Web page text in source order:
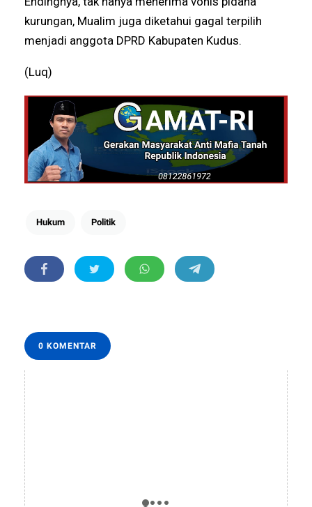
kurungan, Mualim juga diketahui gagal terpilih
menjadi anggota DPRD Kabupaten Kudus.
(Luq)
Hukum Politik
0 KOMENTAR